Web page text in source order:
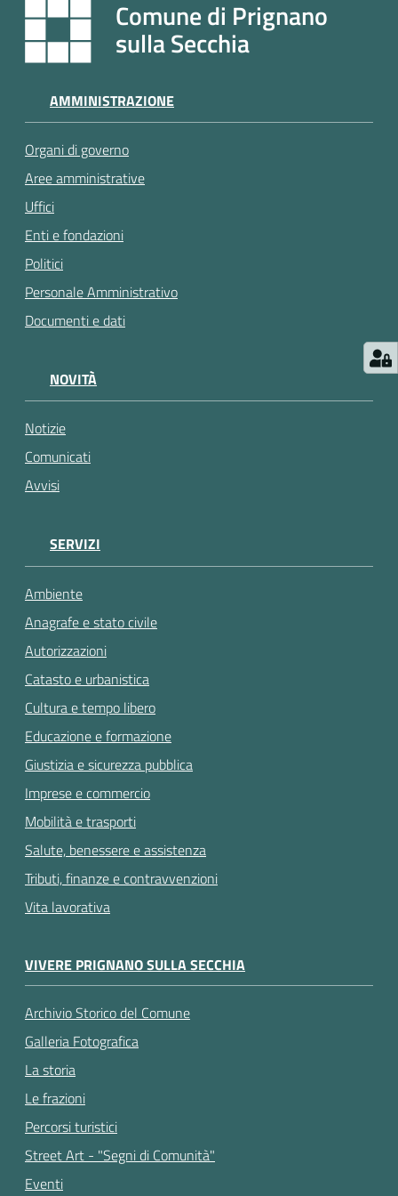
p
p
a
m
e
n
t
o
Street
gli
argomenti...
Comune di Prignano
sulla Secchia
AMMINISTRAZIONE
Organi di governo
Aree amministrative
Uffici
Enti e fondazioni
Politici
Personale Amministrativo
Documenti e dati
NOVITÀ
Notizie
Comunicati
Avvisi
SERVIZI
Ambiente
Anagrafe e stato civile
Autorizzazioni
Catasto e urbanistica
Cultura e tempo libero
Educazione e formazione
Giustizia e sicurezza pubblica
Imprese e commercio
Mobilità e trasporti
Salute, benessere e assistenza
Tributi, finanze e contravvenzioni
Vita lavorativa
VIVERE PRIGNANO SULLA SECCHIA
Archivio Storico del Comune
Galleria Fotografica
La storia
Le frazioni
Percorsi turistici
Street Art - "Segni di Comunità"
Eventi